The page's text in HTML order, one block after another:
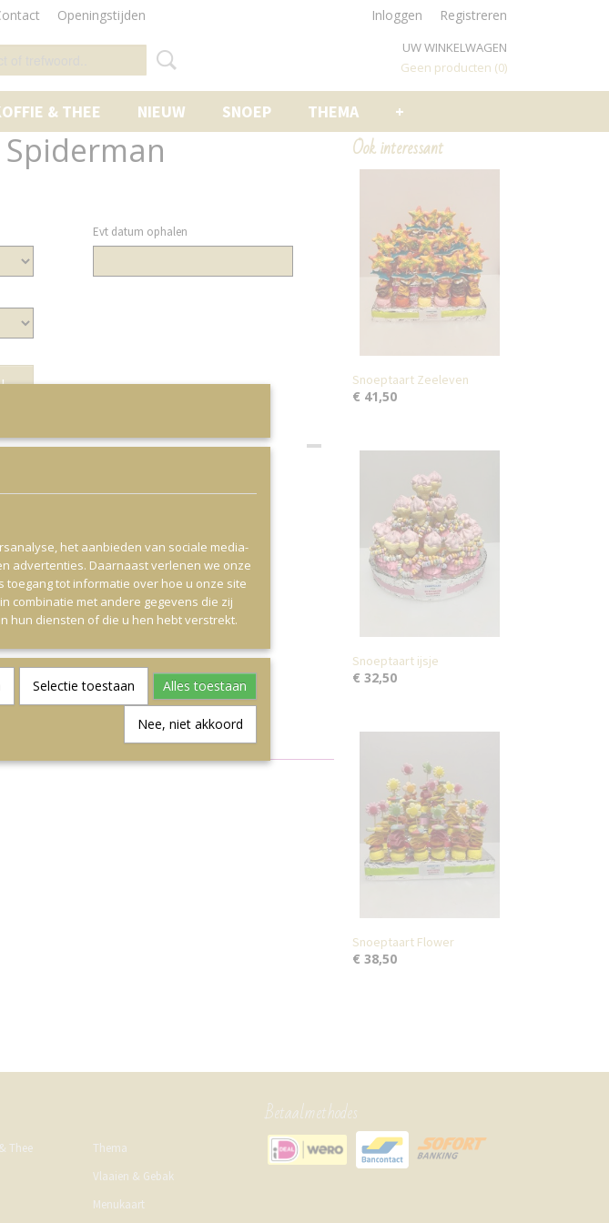
Openingstijden Inloggen Registreren
UW WINKELWAGEN
Geen producten (0)
& THEE NIEUW SNOEP THEMA +
Evt datum ophalen
Ook interessant
Snoeptaart Zeeleven
€ 41,50
Snoeptaart ijsje
€ 32,50
Snoeptaart Flower
€ 38,50
Thee
Thema
Vlaaien & Gebak
Menukaart
Betaalmethodes
het aanbieden van sociale media-
advertenties. Daarnaast verlenen we onze
tot informatie over hoe u onze site
combinatie met andere gegevens die zij
hun diensten of die u hen hebt verstrekt.
Selectie toestaan Alles toestaan
Nee, niet akkoord